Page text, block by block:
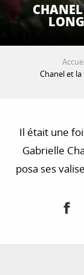
Chanel et la
Il était une
Gabrielle
posa ses
favorite et